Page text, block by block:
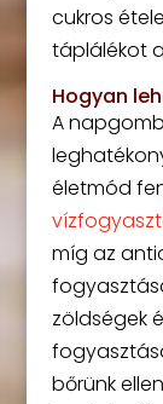
cukros
táplálékot
Hogyan
A
életmód
míg az
zöldségek
bőrünk